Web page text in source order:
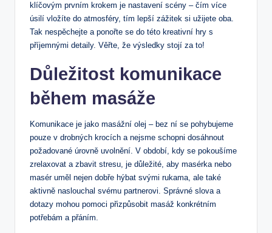
klíčovým prvním krokem je nastavení scény – čím‌ více
úsilí vložíte do atmosféry,‌ tím lepší zážitek si užijete oba.
Tak nespěchejte a ponořte se do této kreativní​ hry‍ s
‌příjemnými⁢ detaily.⁣ Věřte, že výsledky stojí za to!
Důležitost komunikace
během masáže
Komunikace je jako masážní olej – bez ní se pohybujeme
pouze v‍ drobných krocích a nejsme schopni dosáhnout
požadované​ úrovně uvolnění. V‍ období, kdy​ se⁢ pokoušíme
zrelaxovat⁣ a zbavit⁢ stresu, je důležité, aby masérka nebo
masér uměl nejen dobře‌ hýbat svými ‌rukama, ⁤ale také
aktivně ​naslouchal svému partnerovi. Správné slova a
dotazy mohou pomoci přizpůsobit masáž konkrétním
potřebám ⁢a přáním.